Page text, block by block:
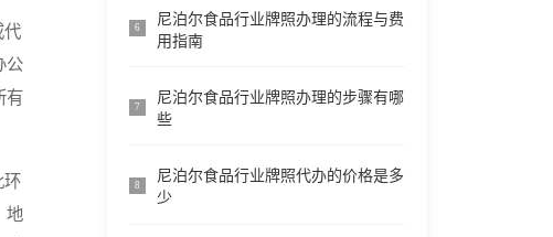
代
公
有
环
地
6
尼泊尔食品行业牌照办理的流程与费
用指南
7
尼泊尔食品行业牌照办理的步骤有哪
些
8
尼泊尔食品行业牌照代办的价格是多
少